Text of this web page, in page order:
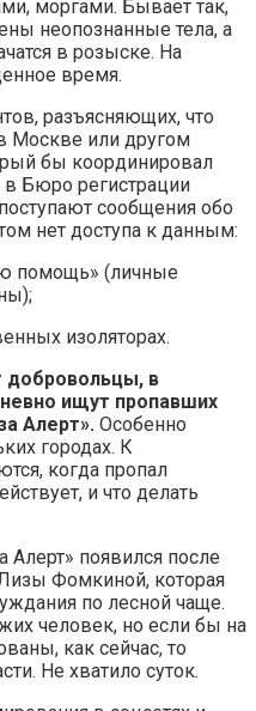
моргами. Бывает так,
неопознанные тела, а
в розыске. На
время.
разъясняющих, что
Москве или другом
бы координировал
в Бюро регистрации
сообщения обо
нет доступа к данным:
помощь» (личные
изоляторах.
добровольцы, в
ищут пропавших
Алерт». Особенно
городах. К
когда пропал
и что делать
Алерт» появился после
Фомкиной, которая
по лесной чаще.
человек, но если бы на
как сейчас, то
Не хватило суток.